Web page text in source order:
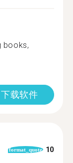
books,
下载软件
format_quote 10